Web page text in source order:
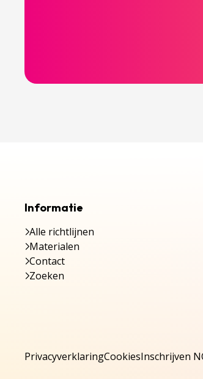
Informatie
Alle richtlijnen
Materialen
Contact
Zoeken
PrivacyverklaringCookiesInschrijven